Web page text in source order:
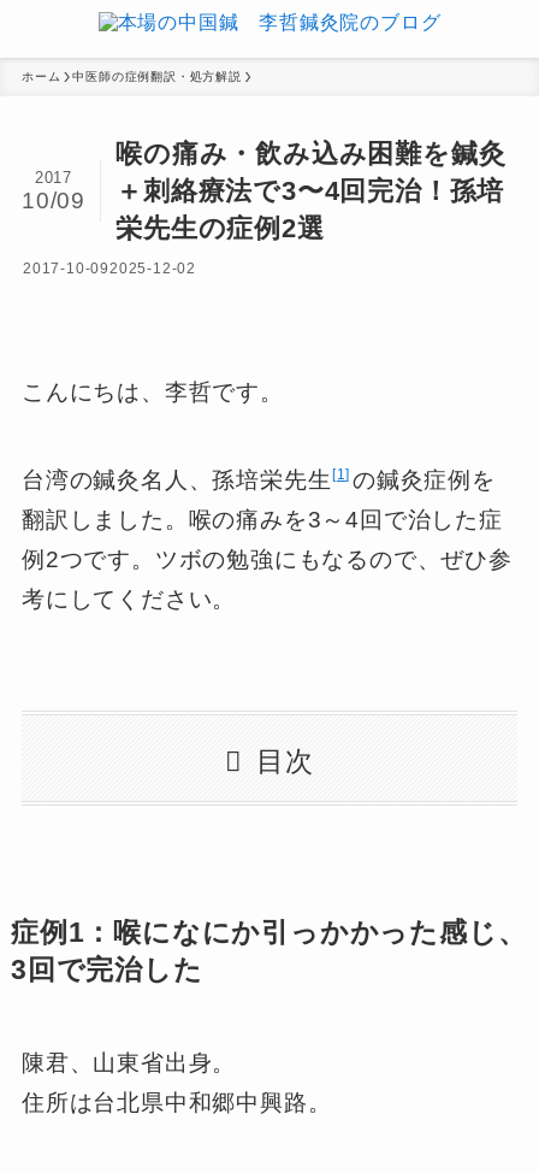
ホーム 中医師の症例翻訳・処方解説
喉の痛み・飲み込み困難を鍼灸
＋刺絡療法で3〜4回完治！孫培
栄先生の症例2選
2017
10/09
2017-10-092025-12-02
こんにちは、李哲です。
台湾の鍼灸名人、孫培栄先生 1 の鍼灸症例を
翻訳しました。喉の痛みを3～4回で治した症
例2つです。ツボの勉強にもなるので、ぜひ参
考にしてください。
目次
症例1：喉になにか引っかかった感じ、
3回で完治した
陳君、山東省出身。
住所は台北県中和郷中興路。